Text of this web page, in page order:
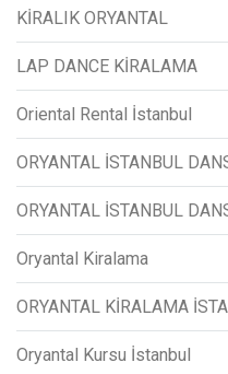
KİRALIK ORYANTAL
LAP DANCE KİRALAMA
Oriental Rental İstanbul
ORYANTAL İSTANBUL
ORYANTAL İSTANBUL
Oryantal Kiralama
ORYANTAL KİRALAMA
Oryantal Kursu İstanbul